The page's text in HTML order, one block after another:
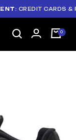
: CREDIT CARDS &